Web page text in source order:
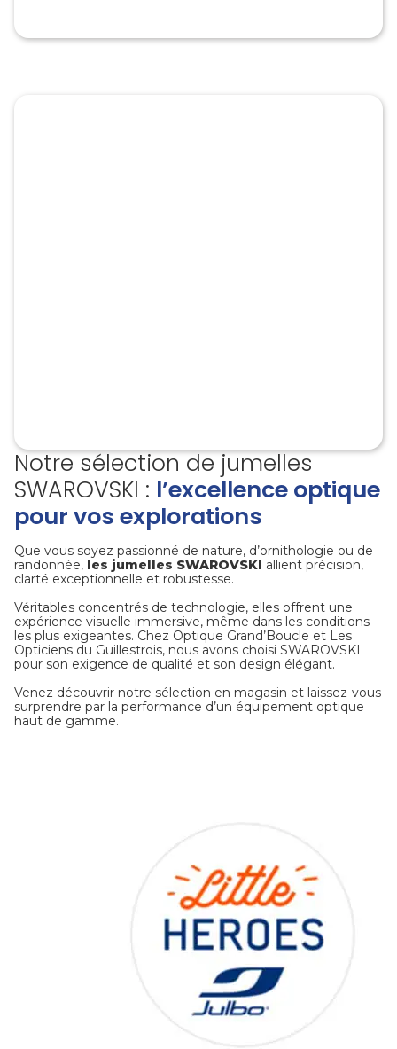
Notre sélection de jumelles
SWAROVSKI : l’excellence optique
pour vos explorations
Que vous soyez passionné de nature, d’ornithologie ou de
randonnée, les jumelles SWAROVSKI allient précision,
clarté exceptionnelle et robustesse.
Véritables concentrés de technologie, elles offrent une
expérience visuelle immersive, même dans les conditions
les plus exigeantes. Chez Optique Grand’Boucle et Les
Opticiens du Guillestrois, nous avons choisi SWAROVSKI
pour son exigence de qualité et son design élégant.
Venez découvrir notre sélection en magasin et laissez-vous
surprendre par la performance d’un équipement optique
haut de gamme.